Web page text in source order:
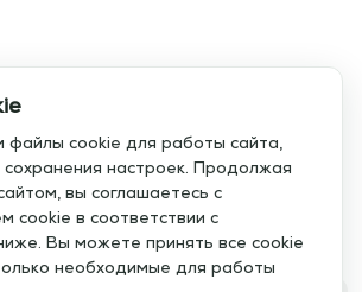
Отзывы
Сотрудничество
Политика конфиденциальности
Политика cookie
Правила использования
Публичная оферта
файлы cookie для работы сайта,
настроек. Продолжая
вы соглашаетесь с
cookie в соответствии с
Вы можете принять все cookie
необходимые для работы